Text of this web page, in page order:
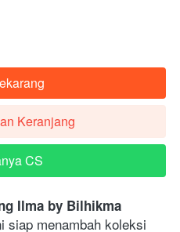
Keranjang
CS
Ilma by Bilhikma
siap menambah koleksi